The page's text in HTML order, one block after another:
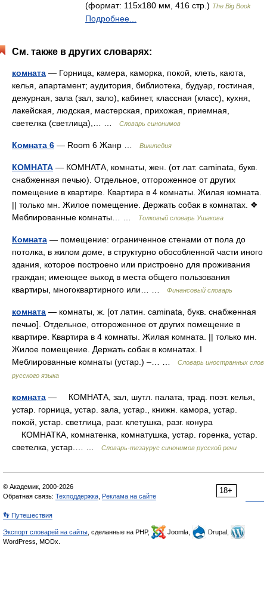
(формат: 115х180 мм, 416 стр.) The Big Book
Подробнее...
См. также в других словарях:
комната — Горница, камера, каморка, покой, клеть, каюта,
келья, апартамент; аудитория, библиотека, будуар, гостиная,
дежурная, зала (зал, зало), кабинет, классная (класс), кухня,
лакейская, людская, мастерская, прихожая, приемная,
светелка (светлица),… …
Словарь синонимов
Комната 6 — Room 6 Жанр … Википедия
КОМНАТА — КОМНАТА, комнаты, жен. (от лат. caminata, букв.
снабженная печью). Отдельное, отгороженное от других
помещение в квартире. Квартира в 4 комнаты. Жилая комната.
|| только мн. Жилое помещение. Держать собак в комнатах. ❖
Меблированные комнаты… …
Толковый словарь Ушакова
Комната — помещение: ограниченное стенами от пола до
потолка, в жилом доме, в структурно обособленной части иного
здания, которое построено или пристроено для проживания
граждан; имеющее выход в места общего пользования
квартиры, многоквартирного или… …
Финансовый словарь
комната — комнаты, ж. [от латин. caminata, букв. снабженная
печью]. Отдельное, отгороженное от других помещение в
квартире. Квартира в 4 комнаты. Жилая комната. || только мн.
Жилое помещение. Держать собак в комнатах. І
Меблированные комнаты (устар.) –… …
Словарь иностранных слов
русского языка
комната — КОМНАТА, зал, шутл. палата, трад. поэт. келья,
устар. горница, устар. зала, устар., книжн. камора, устар.
покой, устар. светлица, разг. клетушка, разг. конура
КОМНАТКА, комнатенка, комнатушка, устар. горенка, устар.
светелка, устар.… …
Словарь-тезаурус синонимов русской речи
18+
© Академик, 2000-2026
Обратная связь: Техподдержка Реклама на сайте
👣 Путешествия
Экспорт словарей на сайты , сделанные на PHP, Joomla,
Drupal,
WordPress, MODx.